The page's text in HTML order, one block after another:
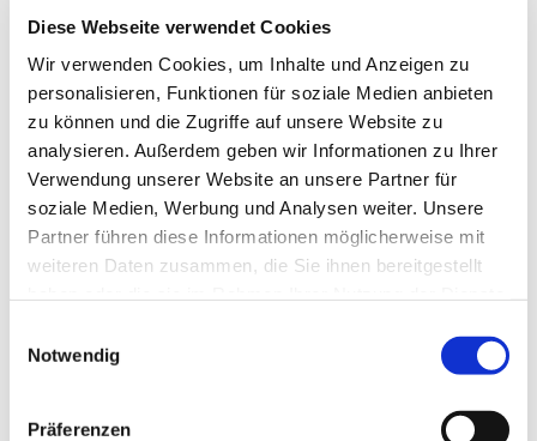
Diese Webseite verwendet Cookies
Wir verwenden Cookies, um Inhalte und Anzeigen zu
personalisieren, Funktionen für soziale Medien anbieten
zu können und die Zugriffe auf unsere Website zu
analysieren. Außerdem geben wir Informationen zu Ihrer
Verwendung unserer Website an unsere Partner für
soziale Medien, Werbung und Analysen weiter. Unsere
Partner führen diese Informationen möglicherweise mit
weiteren Daten zusammen, die Sie ihnen bereitgestellt
Notwendig
Präferenzen